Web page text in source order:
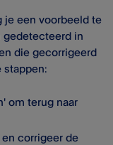
je een voorbeeld te
gedetecteerd in
die gecorrigeerd
stappen:
om terug naar
corrigeer de